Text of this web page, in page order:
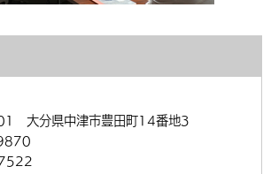
大分県中津市豊田町14番地3